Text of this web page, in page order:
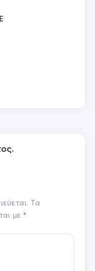
Τα
με *